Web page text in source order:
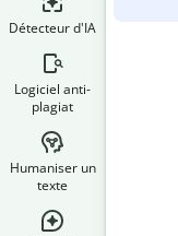
Détecteur d'IA
Logiciel anti-
plagiat
Humaniser un
texte